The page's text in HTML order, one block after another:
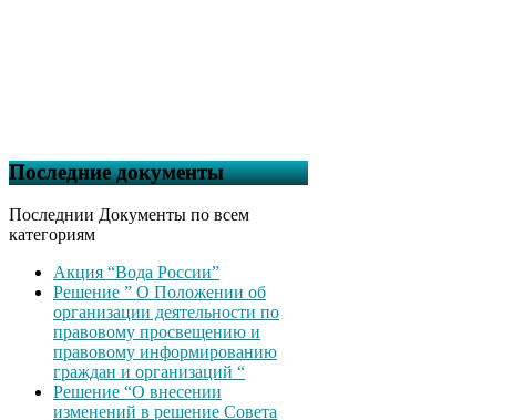
Последние документы
Последнии Документы по всем
категориям
Акция “Вода России”
Решение ” О Положении об
организации деятельности по
правовому просвещению и
правовому информированию
граждан и организаций “
Решение “О внесении
изменений в решение Совета